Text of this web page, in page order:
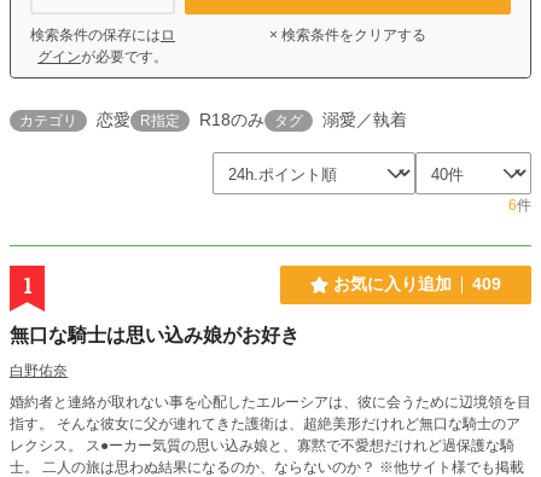
検索条件の保存には ロ
グインが必要です。
× 検索条件をクリアする
カテゴリ 恋愛 R指定 R18のみ タグ 溺愛／執着
6件
1 お気に入り追加 409
無口な騎士は思い込み娘がお好き
白野佑奈
婚約者と連絡が取れない事を心配したエルーシアは、彼に会うために辺境領を目
指す。 そんな彼女に父が連れてきた護衛は、超絶美形だけれど無口な騎士のア
レクシス。 ス●ーカー気質の思い込み娘と、寡黙で不愛想だけれど過保護な騎
士。 二人の旅は思わぬ結果になるのか、ならないのか？ ※他サイト様でも掲載